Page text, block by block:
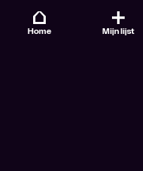
Home Mijn lijst